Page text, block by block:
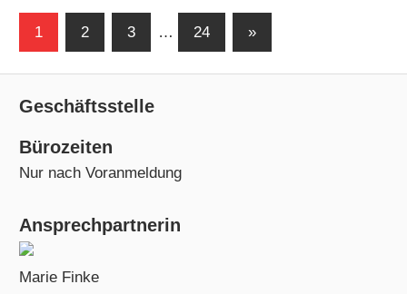
Seitennummerierung
Beiträge
1 2 3 … 24
Nächste
Beiträge
»
Geschäftsstelle
Bürozeiten
Nur nach Voranmeldung
Ansprechpartnerin
Marie Finke